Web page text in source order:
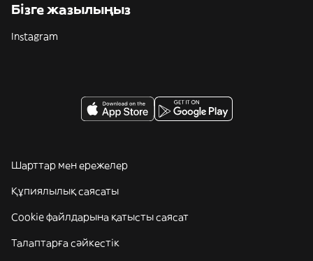
Бізге жазылыңыз
Instagram
Шарттар мен ережелер
Құпиялылық саясаты
Cookie файлдарына қатысты саясат
Талаптарға сәйкестік